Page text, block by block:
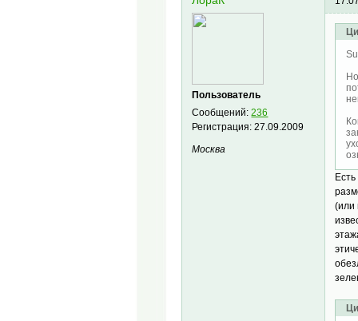
Пользователь
Сообщений:236
Регистрация:27.09.2009
Москва
(или